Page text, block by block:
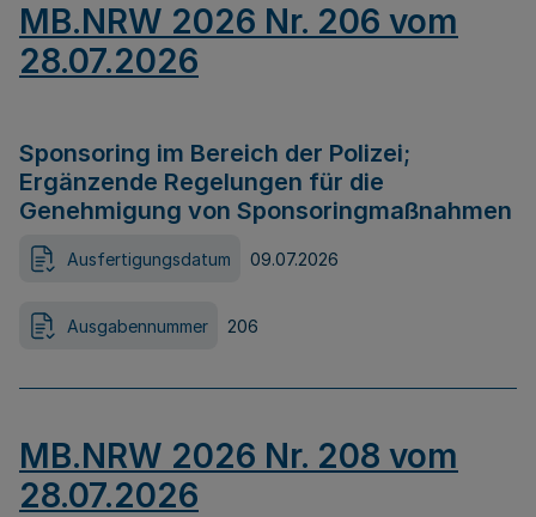
MB.NRW 2026 Nr. 206 vom
28.07.2026
Sponsoring im Bereich der Polizei;
Ergänzende Regelungen für die
Genehmigung von Sponsoringmaßnahmen
Ausfertigungsdatum 09.07.2026
Ausgabennummer 206
MB.NRW 2026 Nr. 208 vom
28.07.2026